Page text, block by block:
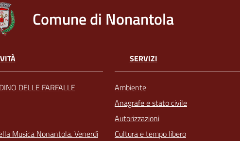
Comune di Nonantola
DELLE FARFALLE
Musica Nonantola. Venerdì
SERVIZI
Ambiente
Anagrafe e stato civile
Autorizzazioni
Cultura e tempo libero